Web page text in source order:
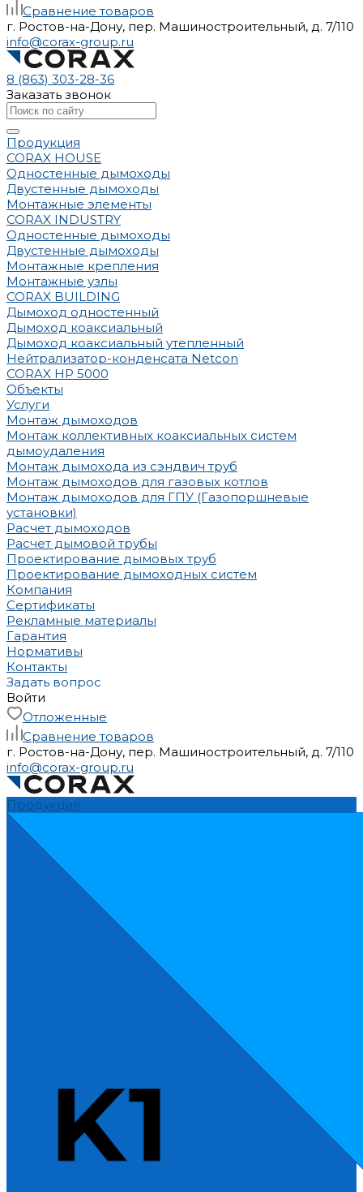
Сравнение товаров
г. Ростов-на-Дону, пер. Машиностроительный, д. 7/110
info@corax-group.ru
8 (863) 303-28-36
Заказать звонок
Продукция
CORAX HOUSE
Одностенные дымоходы
Двустенные дымоходы
Монтажные элементы
CORAX INDUSTRY
Одностенные дымоходы
Двустенные дымоходы
Монтажные крепления
Монтажные узлы
CORAX BUILDING
Дымоход одностенный
Дымоход коаксиальный
Дымоход коаксиальный утепленный
Нейтрализатор-конденсата Netcon
CORAX HP 5000
Объекты
Услуги
Монтаж дымоходов
Монтаж коллективных коаксиальных систем
дымоудаления
Монтаж дымохода из сэндвич труб
Монтаж дымоходов для газовых котлов
Монтаж дымоходов для ГПУ (Газопоршневые
установки)
Расчет дымоходов
Расчет дымовой трубы
Проектирование дымовых труб
Проектирование дымоходных систем
Компания
Сертификаты
Рекламные материалы
Гарантия
Нормативы
Контакты
Задать вопрос
Войти
Отложенные
Сравнение товаров
г. Ростов-на-Дону, пер. Машиностроительный, д. 7/110
info@corax-group.ru
Продукция